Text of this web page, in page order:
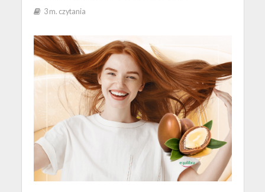
3 m. czytania